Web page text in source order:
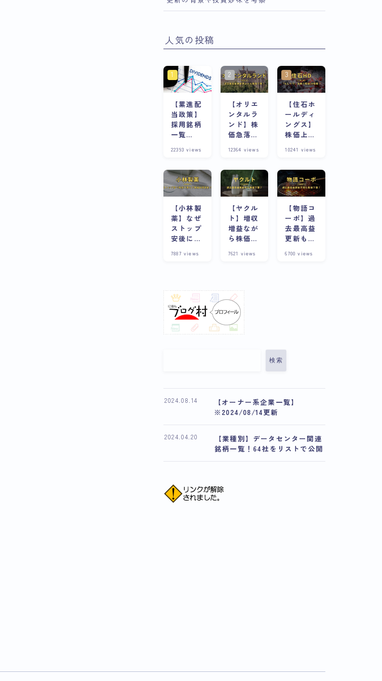
人気の投稿
【累進配
当政策】
採用銘柄
一覧
新
22393 views
【オリエ
ンタルラ
ンド】株
価急落の
株主優待
銘柄は今
が割安？
12364 views
【住石ホ
ールディ
ングス】
株価上昇
は？スト
発急騰株
の将来性
と合わせ
て考察
10241 views
【小林製
薬】なぜ
ストップ
安後に株
その背景
いて徹底
解説
7887 views
【ヤクル
ト】増収
増益なが
ら株価下
とは？今
について
解説
7621 views
【物語コ
ーポ】過
去最高益
更新も株
落？その
6700 views
検索
【オーナー系企業一覧】
※2024/08/14更新
2024.08.14
【業種別】データセンター関連
銘柄一覧！64社をリストで公開
2024.04.20